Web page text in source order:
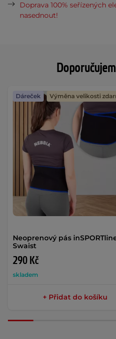
Neoprenový pás
Swaist
290 Kč
skladem
Dáreček Výměna velikosti
+ Přidat do košíku
Doprava 100% seřízených
nasednout!